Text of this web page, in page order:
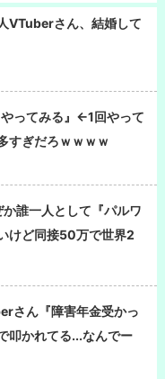
VTuberさん、結婚して
ってみる』←1回やって
すぎだろｗｗｗｗ
誰一人として『パルワ
けど同接50万で世界2
さん『障害年金受かっ
叩かれてる...なんでー